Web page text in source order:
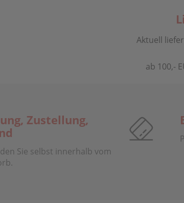
Aktuell
ab 100,-
Zustellung,
Sie selbst innerhalb vom